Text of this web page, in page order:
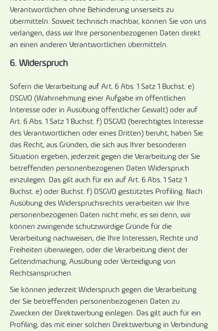
Verantwortlichen ohne Behinderung unserseits zu
übermitteln. Soweit technisch machbar, können Sie von uns
verlangen, dass wir Ihre personenbezogenen Daten direkt
an einen anderen Verantwortlichen übermitteln.
6. Widerspruch
Sofern die Verarbeitung auf Art. 6 Abs. 1 Satz 1 Buchst. e)
DSGVO (Wahrnehmung einer Aufgabe im öffentlichen
Interesse oder in Ausübung öffentlicher Gewalt) oder auf
Art. 6 Abs. 1 Satz 1 Buchst. f) DSGVO (berechtigtes Interesse
des Verantwortlichen oder eines Dritten) beruht, haben Sie
das Recht, aus Gründen, die sich aus Ihrer besonderen
Situation ergeben, jederzeit gegen die Verarbeitung der Sie
betreffenden personenbezogenen Daten Widerspruch
einzulegen. Das gilt auch für ein auf Art. 6 Abs. 1 Satz 1
Buchst. e) oder Buchst. f) DSGVO gestütztes Profiling. Nach
Ausübung des Widerspruchsrechts verarbeiten wir Ihre
personenbezogenen Daten nicht mehr, es sei denn, wir
können zwingende schutzwürdige Gründe für die
Verarbeitung nachweisen, die Ihre Interessen, Rechte und
Freiheiten überwiegen, oder die Verarbeitung dient der
Geltendmachung, Ausübung oder Verteidigung von
Rechtsansprüchen.
Sie können jederzeit Widerspruch gegen die Verarbeitung
der Sie betreffenden personenbezogenen Daten zu
Zwecken der Direktwerbung einlegen. Das gilt auch für ein
Profiling, das mit einer solchen Direktwerbung in Verbindung